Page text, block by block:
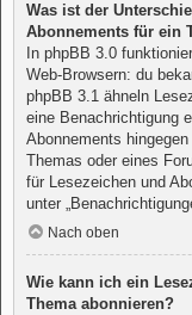
Was ist der
Abonnements für ein
In phpBB 3.0
Web-Browsern: du
phpBB 3.1 ähneln
eine Benachrichtigung
Abonnements
Themas oder eines
für Lesezeichen und
unter
Nach oben
Wie kann ich ein
Thema abonnieren?